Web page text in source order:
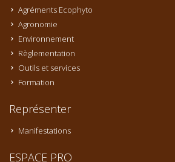
Agréments Ecophyto
Agronomie
Environnement
Règlementation
Outils et services
Formation
Représenter
Manifestations
ESPACE PRO